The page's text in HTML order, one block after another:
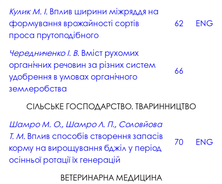
Кулик М. І. Вплив ширини міжряддя на
формування врожайності сортів
проса прутоподібного
62 ENG
Чередниченко І. В. Вміст рухомих
органічних речовин за різних систем
удобрення в умовах органічного
землеробства
66
СІЛЬСЬКЕ ГОСПОДАРСТВО. ТВАРИННИЦТВО
Шамро М. О., Шамро Л. П., Соловйова
Т. М. Вплив способів створення запасів
корму на вирощування бджіл у період
осінньої ротації їх генерацій
70 ENG
ВЕТЕРИНАРНА МЕДИЦИНА